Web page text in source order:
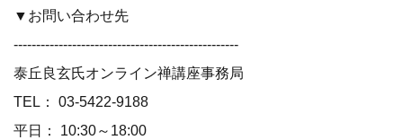
▼お問い合わせ先
--------------------------------------------------
泰丘良玄氏オンライン禅講座事務局
TEL： 03-5422-9188
平日： 10:30～18:00